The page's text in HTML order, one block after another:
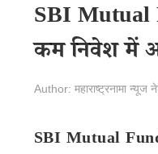
SBI Mutual
कम निवेश में
Author: महाराष्ट्रनामा न्यूज
SBI Mutual